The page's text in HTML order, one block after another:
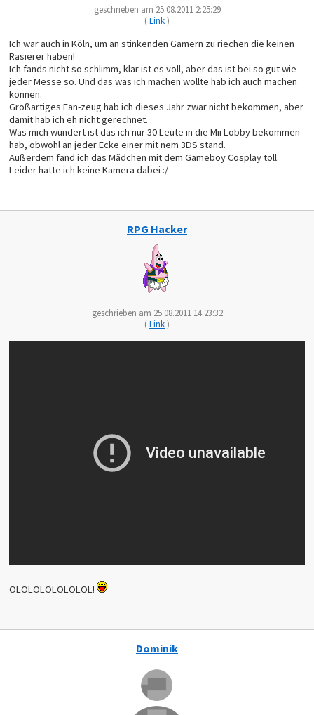
geschrieben am 25.08.2011 2:25:29
(Link)
Ich war auch in Köln, um an stinkenden Gamern zu riechen die keinen
Rasierer haben!
Ich fands nicht so schlimm, klar ist es voll, aber das ist bei so gut wie
jeder Messe so. Und das was ich machen wollte hab ich auch machen
können.
Großartiges Fan-zeug hab ich dieses Jahr zwar nicht bekommen, aber
damit hab ich eh nicht gerechnet.
Was mich wundert ist das ich nur 30 Leute in die Mii Lobby bekommen
hab, obwohl an jeder Ecke einer mit nem 3DS stand.
Außerdem fand ich das Mädchen mit dem Gameboy Cosplay toll.
Leider hatte ich keine Kamera dabei :/
RPG Hacker
geschrieben am 25.08.2011 14:23:32
(Link)
OLOLOLOLOLOLOL!
Dominik